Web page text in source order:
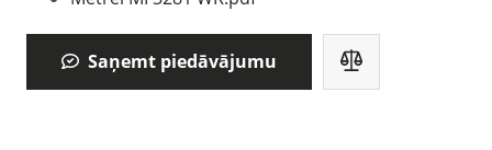
Saņemt piedāvājumu